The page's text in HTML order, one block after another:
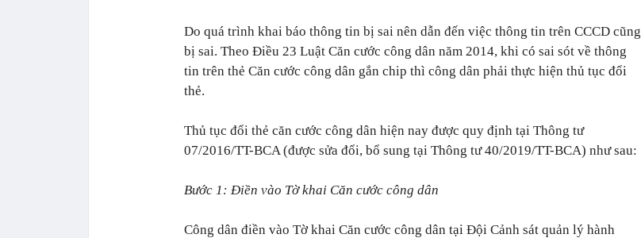
Do quá trình khai báo thông tin bị sai nên dẫn đến việc thông tin trên CCCD cũng
bị sai. Theo Điều 23 Luật Căn cước công dân năm 2014, khi có sai sót về thông
tin trên thẻ Căn cước công dân gắn chip thì công dân phải thực hiện thủ tục đổi
thẻ.
Thủ tục đổi thẻ căn cước công dân hiện nay được quy định tại Thông tư
07/2016/TT-BCA (được sửa đổi, bổ sung tại Thông tư 40/2019/TT-BCA) như sau:
Bước 1: Điền vào Tờ khai Căn cước công dân
Công dân điền vào Tờ khai Căn cước công dân tại Đội Cảnh sát quản lý hành